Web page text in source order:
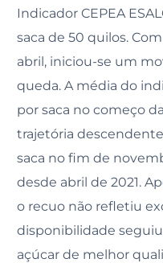
Indicador CEPEA
saca de 50 quilos.
abril, iniciou-se um
queda. A média do
por saca no começo
trajetória
saca no fim de
desde abril de 2021.
o recuo não refletiu
disponibilidade
açúcar de melhor